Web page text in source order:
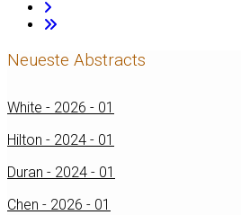
Neueste Abstracts
White - 2026 - 01
Hilton - 2024 - 01
Duran - 2024 - 01
Chen - 2026 - 01